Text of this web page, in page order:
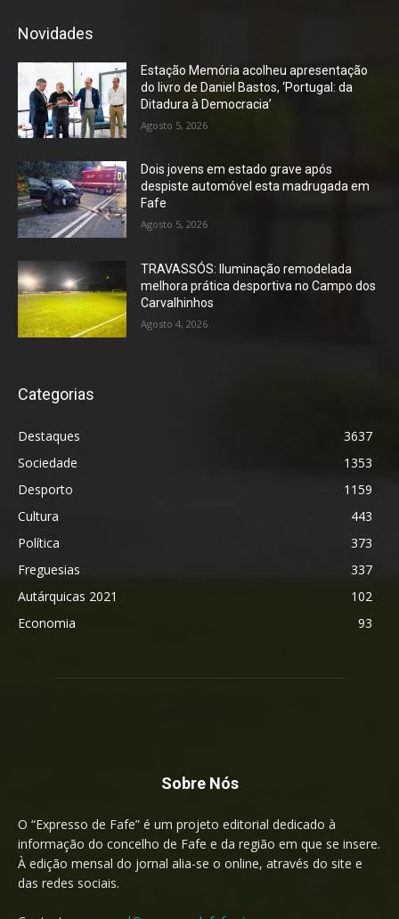
Novidades
Estação Memória acolheu apresentação
do livro de Daniel Bastos, ‘Portugal: da
Ditadura à Democracia’
Agosto 5, 2026
Dois jovens em estado grave após
despiste automóvel esta madrugada em
Fafe
Agosto 5, 2026
TRAVASSÓS: Iluminação remodelada
melhora prática desportiva no Campo dos
Carvalhinhos
Agosto 4, 2026
Categorias
Destaques
3637
Sociedade
1353
Desporto
1159
Cultura
443
Política
373
Freguesias
337
Autárquicas 2021
102
Economia
93
Sobre Nós
O “Expresso de Fafe” é um projeto editorial dedicado à
informação do concelho de Fafe e da região em que se insere.
À edição mensal do jornal alia-se o online, através do site e
das redes sociais.